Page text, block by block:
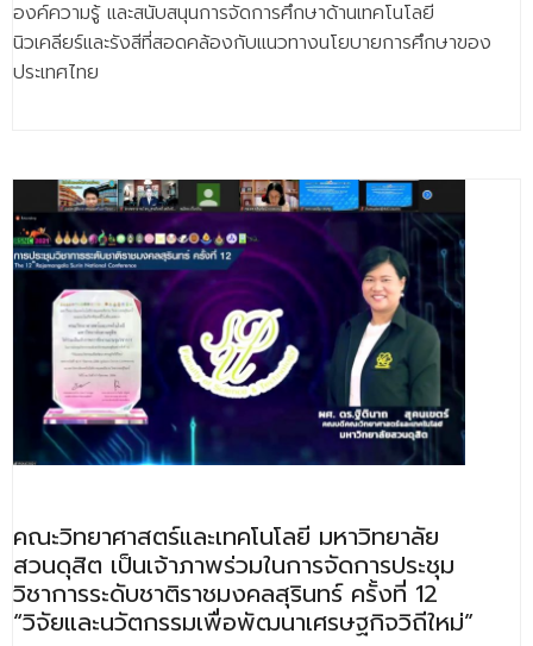
องค์ความรู้ และสนับสนุนการจัดการศึกษาด้านเทคโนโลยี
นิวเคลียร์และรังสีที่สอดคล้องกับแนวทางนโยบายการศึกษาของ
ประเทศไทย
คณะวิทยาศาสตร์และเทคโนโลยี มหาวิทยาลัย
สวนดุสิต เป็นเจ้าภาพร่วมในการจัดการประชุม
วิชาการระดับชาติราชมงคลสุรินทร์ ครั้งที่ 12
“วิจัยและนวัตกรรมเพื่อพัฒนาเศรษฐกิจวิถีใหม่”